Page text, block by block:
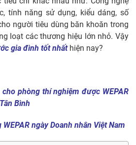
tính năng sử dụng, kiểu dáng, số
người tiêu dùng băn khoăn trong
loạt các thương hiệu lớn nhỏ. Vậy
gia đình tốt nhất hiện nay?
phòng thí nghiệm được WEPAR
Bình
ngày Doanh nhân Việt Nam